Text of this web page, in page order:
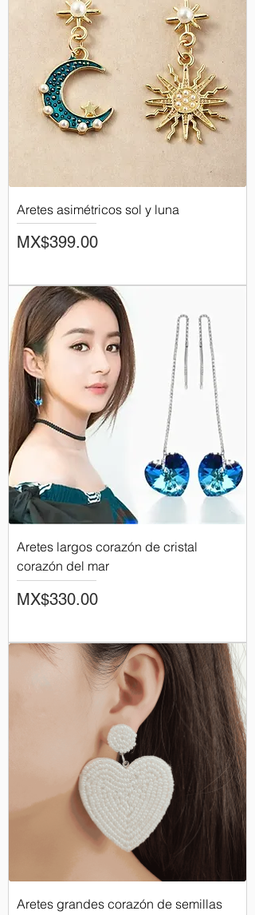
Aretes asimétricos sol y luna
Price
MX$399.00
Aretes largos corazón de cristal
corazón del mar
Price
MX$330.00
Aretes grandes corazón de semillas